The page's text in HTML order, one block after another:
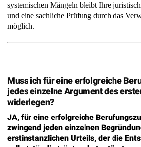
systemischen Mängeln bleibt Ihre
und eine sachliche Prüfung durch das
möglich.
Muss ich für eine erfolgreiche
jedes einzelne Argument des
widerlegen?
JA, für eine erfolgreiche
zwingend jeden einzelnen
erstinstanzlichen Urteils, der die